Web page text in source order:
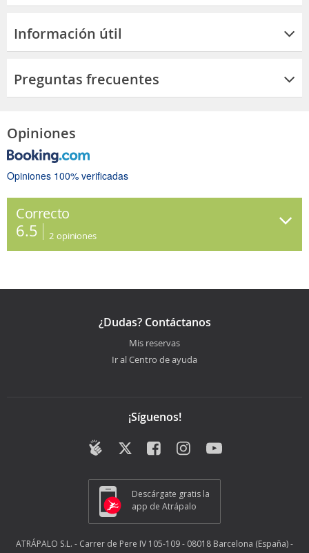
Información útil
Preguntas frecuentes
Opiniones
Opiniones 100% verificadas
Correcto
6.5 2 opiniones
¿Dudas? Contáctanos
Mis reservas
Ir al Centro de ayuda
¡Síguenos!
Descárgate gratis la
app de Atrápalo
ATRÁPALO S.L. - Carrer de Pere IV 105-109 - 08018 Barcelona (España) -